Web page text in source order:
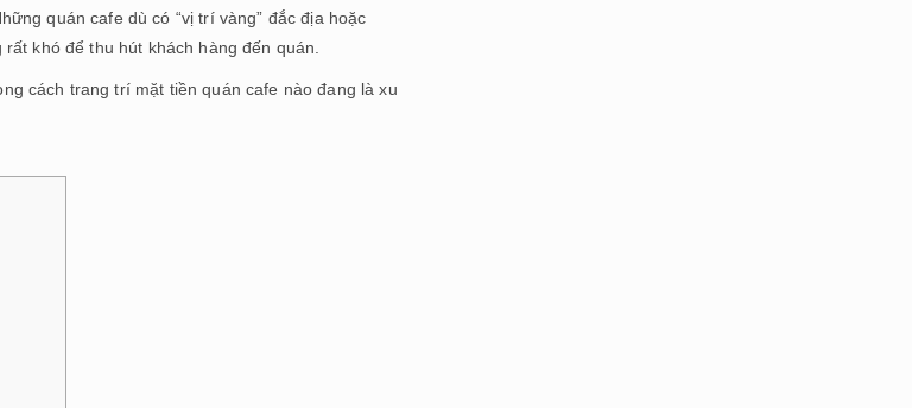
quán cafe dù có “vị trí vàng” đắc địa hoặc
khó để thu hút khách hàng đến quán.
cách trang trí mặt tiền quán cafe nào đang là xu